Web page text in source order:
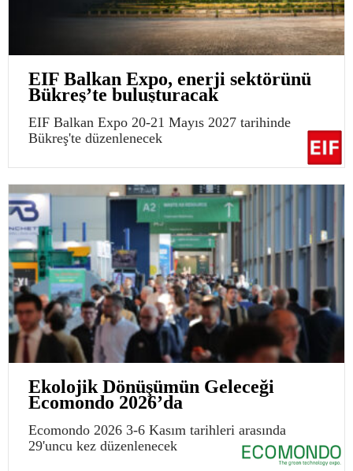
EIF Balkan Expo, enerji sektörünü
Bükreş’te buluşturacak
EIF Balkan Expo 20-21 Mayıs 2027 tarihinde
Bükreş'te düzenlenecek
Ekolojik Dönüşümün Geleceği
Ecomondo 2026’da
Ecomondo 2026 3-6 Kasım tarihleri arasında
29'uncu kez düzenlenecek